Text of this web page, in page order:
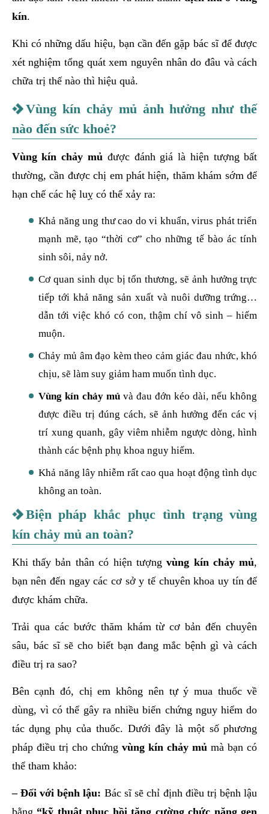
kín.
Khi có những dấu hiệu, bạn cần đến gặp bác sĩ để được
xét nghiệm tổng quát xem nguyên nhân do đâu và cách
chữa trị thế nào thì hiệu quả.
Vùng kín chảy mủ ảnh hưởng như thế
nào đến sức khoẻ?
Vùng kín chảy mủđược đánh giá là hiện tượng bất
thường, cần được chị em phát hiện, thăm khám sớm để
hạn chế các hệ luỵ có thể xảy ra:
Khả năng ung thư cao do vi khuẩn, virus phát triển
mạnh mẽ, tạo “thời cơ” cho những tế bào ác tính
sinh sôi, nảy nở.
Cơ quan sinh dục bị tổn thương, sẽ ảnh hưởng trực
tiếp tới khả năng sản xuất và nuôi dưỡng trứng…
dẫn tới việc khó có con, thậm chí vô sinh – hiếm
muộn.
Chảy mủ âm đạo kèm theo cảm giác đau nhức, khó
chịu, sẽ làm suy giảm ham muốn tình dục.
Vùng kín chảy mủ và đau đớn kéo dài, nếu không
được điều trị đúng cách, sẽ ảnh hưởng đến các vị
trí xung quanh, gây viêm nhiễm ngược dòng, hình
thành các bệnh phụ khoa nguy hiểm.
Khả năng lây nhiễm rất cao qua hoạt động tình dục
không an toàn.
Biện pháp khắc phục tình trạng vùng
kín chảy mủ an toàn?
Khi thấy bản thân có hiện tượngvùng kín chảy mủ,
bạn nên đến ngay các cơ sở y tế chuyên khoa uy tín để
được khám chữa.
Trải qua các bước thăm khám từ cơ bản đến chuyên
sâu, bác sĩ sẽ cho biết bạn đang mắc bệnh gì và cách
điều trị ra sao?
Bên cạnh đó, chị em không nên tự ý mua thuốc về
dùng, vì có thể gây ra nhiều biến chứng nguy hiểm do
tác dụng phụ của thuốc. Dưới đây là một số phương
pháp điều trị cho chứng vùng kín chảy mủ mà bạn có
thể tham khảo:
– Đối với bệnh lậu: Bác sĩ sẽ chỉ định điều trị bệnh lậu